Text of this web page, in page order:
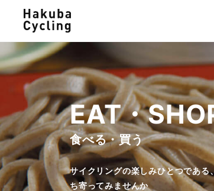
絶景スポット巡り
EAT・
食べる・買う
サイクリングの楽しみひとつであ
ち寄ってみませんか